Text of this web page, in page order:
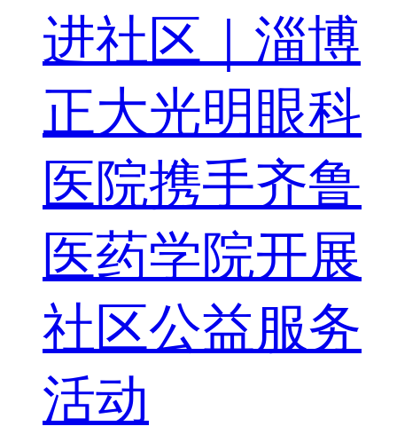
进社区｜淄博
正大光明眼科
医院携手齐鲁
医药学院开展
社区公益服务
活动